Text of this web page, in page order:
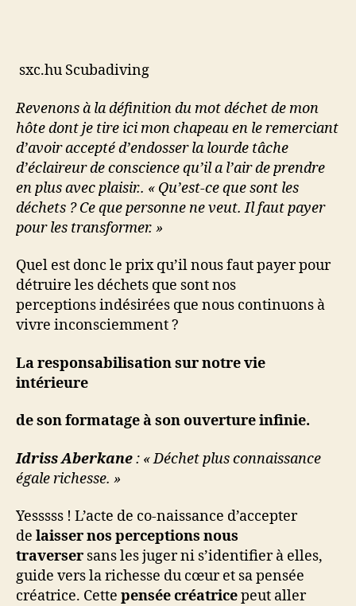
sxc.hu Scubadiving
Revenons à la définition du mot déchet de mon
hôte dont je tire ici mon chapeau en le remerciant
d’avoir accepté d’endosser la lourde tâche
d’éclaireur de conscience qu’il a l’air de prendre
en plus avec plaisir.. « Qu’est-ce que sont les
déchets ? Ce que personne ne veut. Il faut payer
pour les transformer. »
Quel est donc le prix qu’il nous faut payer pour
détruire les déchets que sont nos
perceptions indésirées que nous continuons à
vivre inconsciemment ?
La responsabilisation sur notre vie
intérieure
de son formatage à son ouverture infinie.
Idriss Aberkane: « Déchet plus connaissance
égale richesse. »
Yesssss ! L’acte de co-naissance d’accepter
de laisser nos perceptions nous
traverser sans les juger ni s’identifier à elles,
guide vers la richesse du cœur et sa pensée
créatrice. Cette pensée créatricepeut aller